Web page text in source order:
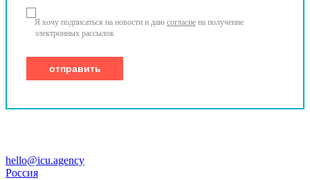
Я хочу подписаться на новости и даю согласие на получение
электронных рассылок
hello@icu.agency
Россия